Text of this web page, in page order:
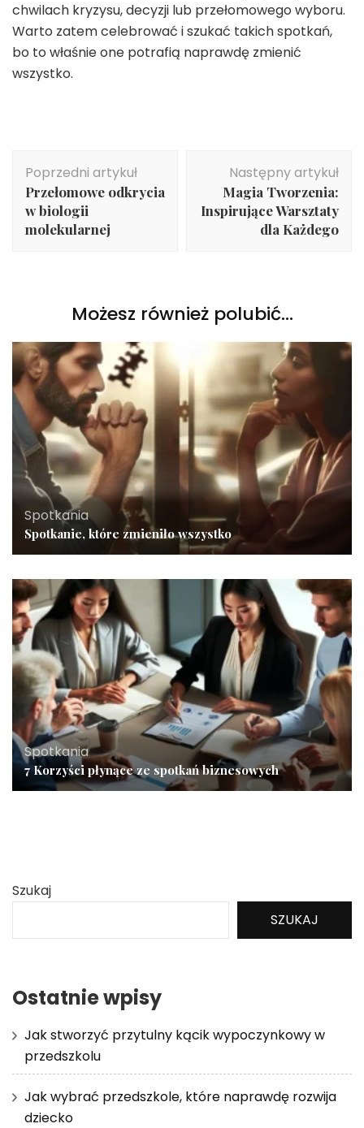
chwilach kryzysu, decyzji lub przełomowego wyboru.
Warto zatem celebrować i szukać takich spotkań,
bo to właśnie one potrafią naprawdę zmienić
wszystko.
wpisu
Poprzedni artykuł
Przełomowe odkrycia
w biologii
molekularnej
Następny artykuł
Magia Tworzenia:
Inspirujące Warsztaty
dla Każdego
Możesz również polubić…
Spotkania
Spotkanie, które zmieniło wszystko
Spotkania
7 Korzyści płynące ze spotkań biznesowych
Szukaj
SZUKAJ
Ostatnie wpisy
Jak stworzyć przytulny kącik wypoczynkowy w
przedszkolu
Jak wybrać przedszkole, które naprawdę rozwija
dziecko